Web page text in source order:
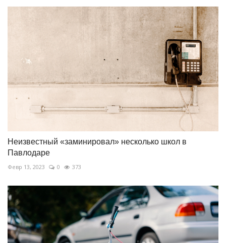
Неизвестный «заминировал» несколько школ в
Павлодаре
Февр 13, 2023 0 373